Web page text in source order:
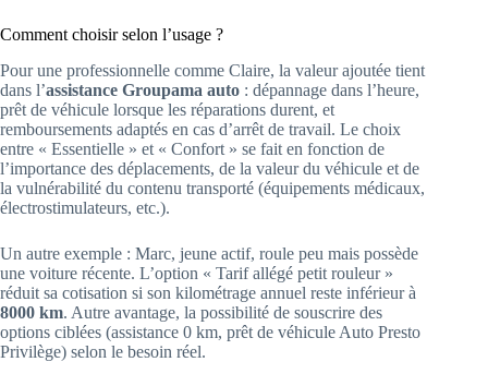
Comment choisir selon l’usage ?
Pour une professionnelle comme Claire, la valeur ajoutée tient
dans l’assistance Groupama auto : dépannage dans l’heure,
prêt de véhicule lorsque les réparations durent, et
remboursements adaptés en cas d’arrêt de travail. Le choix
entre « Essentielle » et « Confort » se fait en fonction de
l’importance des déplacements, de la valeur du véhicule et de
la vulnérabilité du contenu transporté (équipements médicaux,
électrostimulateurs, etc.).
Un autre exemple : Marc, jeune actif, roule peu mais possède
une voiture récente. L’option « Tarif allégé petit rouleur »
réduit sa cotisation si son kilométrage annuel reste inférieur à
8000 km. Autre avantage, la possibilité de souscrire des
options ciblées (assistance 0 km, prêt de véhicule Auto Presto
Privilège) selon le besoin réel.